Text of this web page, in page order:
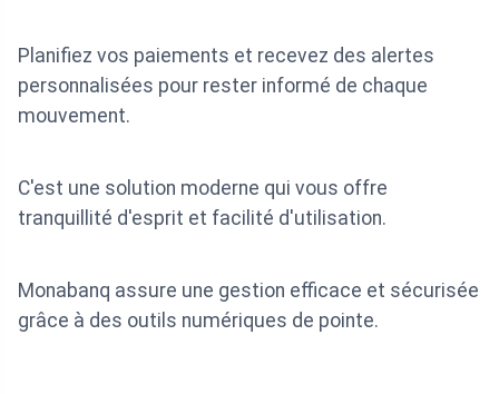
Planifiez vos paiements et recevez des alertes
personnalisées pour rester informé de chaque
mouvement.
C'est une solution moderne qui vous offre
tranquillité d'esprit et facilité d'utilisation.
Monabanq assure une gestion efficace et sécurisée
grâce à des outils numériques de pointe.